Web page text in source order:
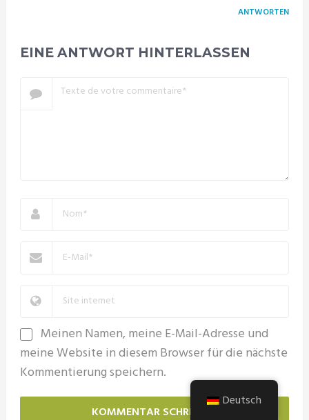
ANTWORTEN
EINE ANTWORT HINTERLASSEN
Meinen Namen, meine E-Mail-Adresse und
meine Website in diesem Browser für die nächste
Kommentierung speichern.
Deutsch